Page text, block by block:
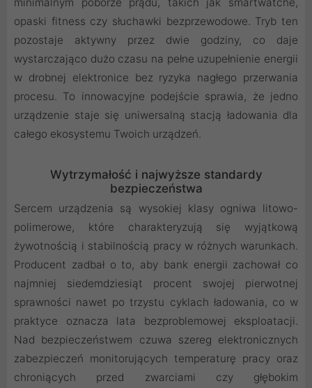
opaski fitness czy słuchawki bezprzewodowe. Tryb ten
pozostaje aktywny przez dwie godziny, co daje
wystarczająco dużo czasu na pełne uzupełnienie energii
w drobnej elektronice bez ryzyka nagłego przerwania
procesu. To innowacyjne podejście sprawia, że jedno
urządzenie staje się uniwersalną stacją ładowania dla
całego ekosystemu Twoich urządzeń.
Wytrzymałość i najwyższe standardy
bezpieczeństwa
Sercem urządzenia są wysokiej klasy ogniwa litowo-
polimerowe, które charakteryzują się wyjątkową
żywotnością i stabilnością pracy w różnych warunkach.
Producent zadbał o to, aby bank energii zachował co
najmniej siedemdziesiąt procent swojej pierwotnej
sprawności nawet po trzystu cyklach ładowania, co w
praktyce oznacza lata bezproblemowej eksploatacji.
Nad bezpieczeństwem czuwa szereg elektronicznych
zabezpieczeń monitorujących temperaturę pracy oraz
chroniących przed zwarciami czy głębokim